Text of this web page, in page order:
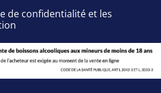
de confidentialité et les